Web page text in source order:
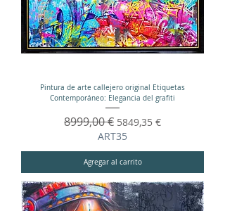
Pintura de arte callejero original Etiquetas
Contemporáneo: Elegancia del grafiti
Precio
8999,00 € Precio de oferta
5849,35 €
ART35
Agregar al carrito